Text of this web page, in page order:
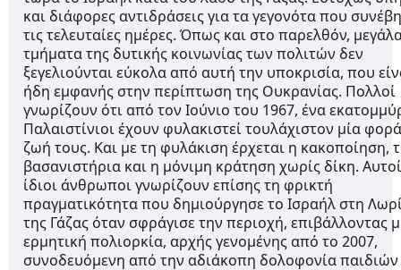
και διάφορες αντιδράσεις για τα γεγονότα που
τις τελευταίες ημέρες. Όπως και στο παρελθόν,
τμήματα της δυτικής κοινωνίας των πολιτών δεν
ξεγελιούνται εύκολα από αυτή την υποκρισία, που
ήδη εμφανής στην περίπτωση της Ουκρανίας. Πολλοί
γνωρίζουν ότι από τον Ιούνιο του 1967, ένα
Παλαιστίνιοι έχουν φυλακιστεί τουλάχιστον μία
ζωή τους. Και με τη φυλάκιση έρχεται η κακοποίηση,
βασανιστήρια και η μόνιμη κράτηση χωρίς δίκη.
ίδιοι άνθρωποι γνωρίζουν επίσης τη φρικτή
πραγματικότητα που δημιούργησε το Ισραήλ στη
της Γάζας όταν σφράγισε την περιοχή, επιβάλλοντας
ερμητική πολιορκία, αρχής γενομένης από το 2007,
συνοδευόμενη από την αδιάκοπη δολοφονία